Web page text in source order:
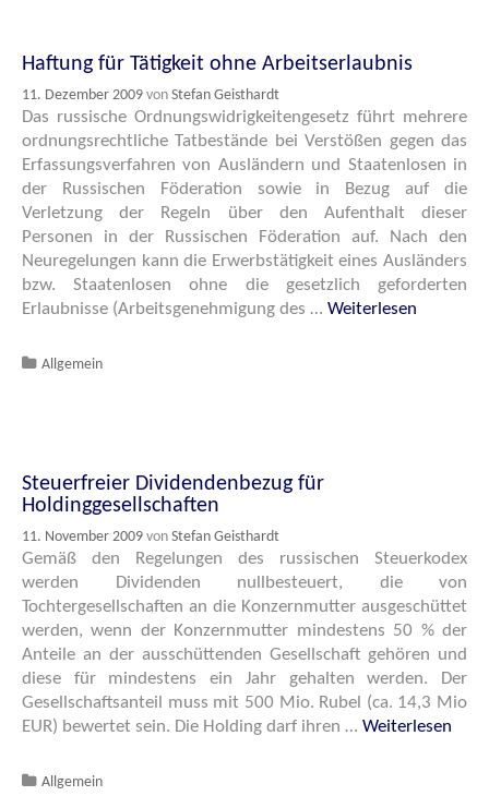
Haftung für Tätigkeit ohne Arbeitserlaubnis
11. Dezember 2009 von Stefan Geisthardt
Das russische Ordnungswidrigkeitengesetz führt mehrere
ordnungsrechtliche Tatbestände bei Verstößen gegen das
Erfassungsverfahren von Ausländern und Staatenlosen in
der Russischen Föderation sowie in Bezug auf die
Verletzung der Regeln über den Aufenthalt dieser
Personen in der Russischen Föderation auf. Nach den
Neuregelungen kann die Erwerbstätigkeit eines Ausländers
bzw. Staatenlosen ohne die gesetzlich geforderten
Erlaubnisse (Arbeitsgenehmigung des … Weiterlesen
Katgeorien
Allgemein
Steuerfreier Dividendenbezug für
Holdinggesellschaften
11. November 2009 von Stefan Geisthardt
Gemäß den Regelungen des russischen Steuerkodex
werden Dividenden nullbesteuert, die von
Tochtergesellschaften an die Konzernmutter ausgeschüttet
werden, wenn der Konzernmutter mindestens 50 % der
Anteile an der ausschüttenden Gesellschaft gehören und
diese für mindestens ein Jahr gehalten werden. Der
Gesellschaftsanteil muss mit 500 Mio. Rubel (ca. 14,3 Mio
EUR) bewertet sein. Die Holding darf ihren … Weiterlesen
Katgeorien
Allgemein